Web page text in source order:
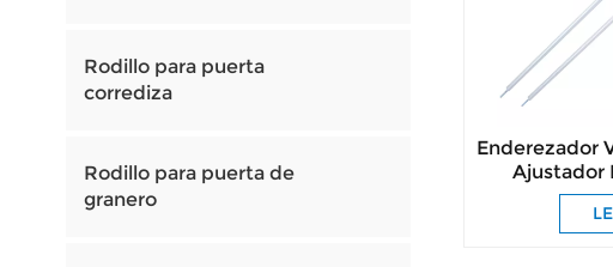
Rodillo para puerta
corrediza
Rodillo para puerta de
granero
Enderezador
Ajustador